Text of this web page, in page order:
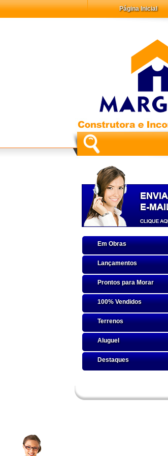
Página Inicial
Em Obras
Lançamentos
Prontos para Morar
100% Vendidos
Terrenos
Aluguel
Destaques